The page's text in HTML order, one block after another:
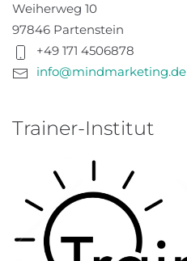
Weiherweg 10
97846 Partenstein
+49 171 4506878
info@mindmarketing.de
Trainer-Institut